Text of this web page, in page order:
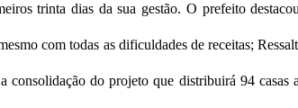
trinta dias da sua gestão. O prefeito
com todas as dificuldades de receitas;
consolidação do projeto que distribuirá 94 casas